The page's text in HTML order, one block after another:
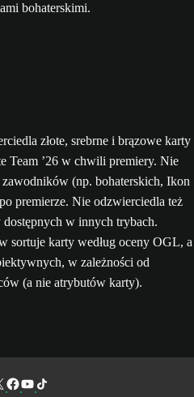
bohaterskimi.
złote, srebrne i brązowe karty
Team ’26 w chwili premiery. Nie
(np. bohaterskich, Ikon
premierze. Nie odzwierciedla też
w innych trybach.
sortuje karty według oceny OGL, a
w zależności od
(a nie atrybutów karty).